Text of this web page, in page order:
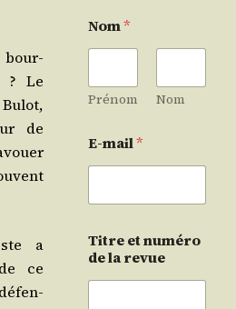
bour­
? Le
de
a
ce
Nom*
Prénom Nom
E-mail*
Titre et numéro
de la revue